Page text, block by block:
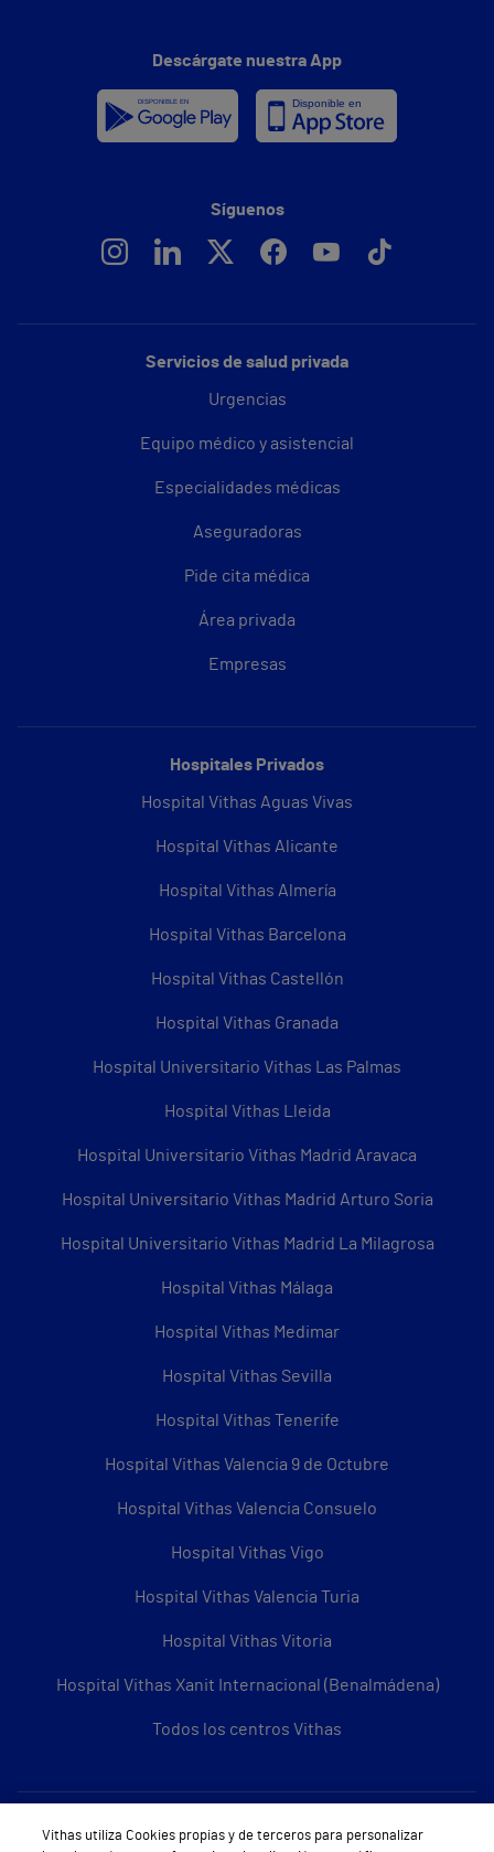
Servicios de salud privada
Urgencias
Equipo médico y asistencial
Especialidades médicas
Aseguradoras
Pide cita médica
Área privada
Empresas
Hospitales Privados
Hospital Vithas Aguas Vivas
Hospital Vithas Alicante
Hospital Vithas Almería
Hospital Vithas Barcelona
Hospital Vithas Castellón
Hospital Vithas Granada
Hospital Universitario Vithas Las Palmas
Hospital Vithas Lleida
Hospital Universitario Vithas Madrid Aravaca
Hospital Universitario Vithas Madrid Arturo Soria
Hospital Universitario Vithas Madrid La Milagrosa
Hospital Vithas Málaga
Hospital Vithas Medimar
Hospital Vithas Sevilla
Hospital Vithas Tenerife
Hospital Vithas Valencia 9 de Octubre
Hospital Vithas Valencia Consuelo
Hospital Vithas Vigo
Hospital Vithas Valencia Turia
Hospital Vithas Vitoria
Hospital Vithas Xanit Internacional (Benalmádena)
Todos los centros Vithas
Sobre Vithas
Descárgate nuestra App
Síguenos
Vithas utiliza Cookies propias y de terceros para personalizar